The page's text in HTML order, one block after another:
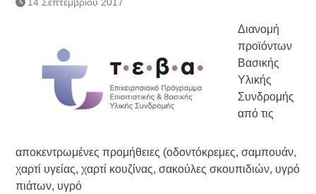
Κατάργηση βιβλιαρίων Υγείας
Ημερήσιο Δελτίο Τιμών
Συναλλάγματος &
Τραπεζογραμματίων 7-3-2019
Ημερήσιο Δελτίο Τιμών
Συναλλάγματος &
Τραπεζογραμματίων 4-3-2019
Διανομή
προϊόντων
Βασικής
Υλικής
Συνδρομής
από τις
αποκεντρωμένες προμήθειες (οδοντόκρεμες, σαμπουάν,
χαρτί υγείας, χαρτί κουζίνας, σακούλες σκουπιδιών, υγρό
πιάτων, υγρό